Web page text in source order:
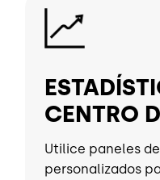
Imagen
CENTRO
Utilice paneles
personalizados